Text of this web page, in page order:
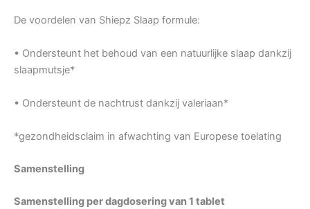
De voordelen van Shiepz Slaap formule:
• Ondersteunt het behoud van een natuurlijke slaap dankzij
slaapmutsje*
• Ondersteunt de nachtrust dankzij valeriaan*
*gezondheidsclaim in afwachting van Europese toelating
Samenstelling
Samenstelling per dagdosering van 1 tablet